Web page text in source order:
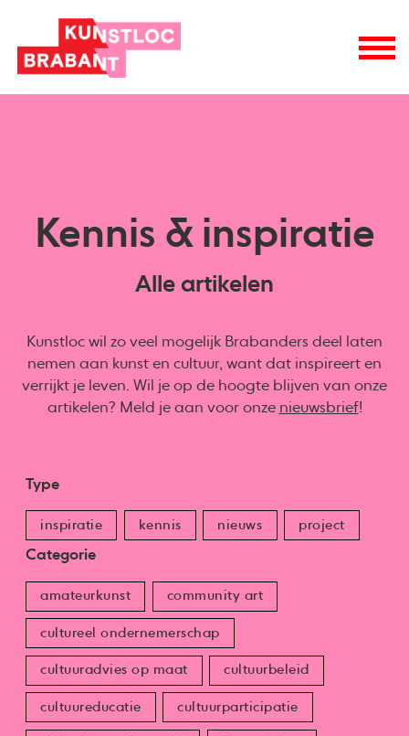
Kennis & inspiratie
Alle artikelen
Kunstloc wil zo veel mogelijk Brabanders deel laten
nemen aan kunst en cultuur, want dat inspireert en
verrijkt je leven. Wil je op de hoogte blijven van onze
artikelen? Meld je aan voor onze nieuwsbrief!
Type
inspiratie kennis nieuws project
Categorie
amateurkunst community art
cultureel ondernemerschap
cultuuradvies op maat cultuurbeleid
cultuureducatie cultuurparticipatie